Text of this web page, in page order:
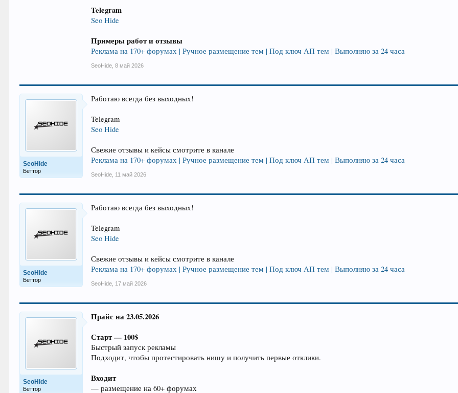
Telegram
Seo Hide
Примеры работ и отзывы
Реклама на 170+ форумах | Ручное размещение тем | Под ключ АП тем | Выполняю за 24 часа
SeoHide 8 май 2026
SeoHide
Беттор
Работаю всегда без выходных!
Telegram
Seo Hide
Свежие отзывы и кейсы смотрите в канале
Реклама на 170+ форумах | Ручное размещение тем | Под ключ АП тем | Выполняю за 24 часа
SeoHide 11 май 2026
SeoHide
Беттор
Работаю всегда без выходных!
Telegram
Seo Hide
Свежие отзывы и кейсы смотрите в канале
Реклама на 170+ форумах | Ручное размещение тем | Под ключ АП тем | Выполняю за 24 часа
SeoHide 17 май 2026
SeoHide
Беттор
Прайс на 23.05.2026
Старт — 100$
Быстрый запуск рекламы
Подходит, чтобы протестировать нишу и получить первые отклики.
Входит
— размещение на 60+ форумах